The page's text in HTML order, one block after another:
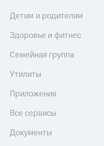
Детям и родителям
Здоровье и фитнес
Семейная группа
Утилиты
Приложения
Все сервисы
Документы